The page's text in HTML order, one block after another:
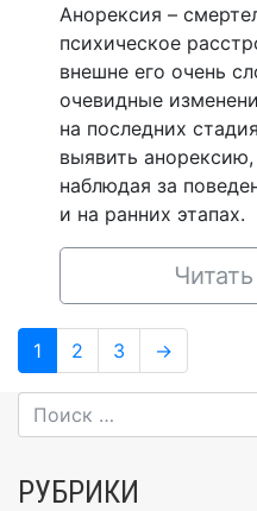
Анорексия –
психическое
внешне его очень
очевидные
на последних
выявить
наблюдая за
и на ранних этапах.
Навигация
по
записям
Page
1 Page
2 Page
3 →
РУБРИКИ